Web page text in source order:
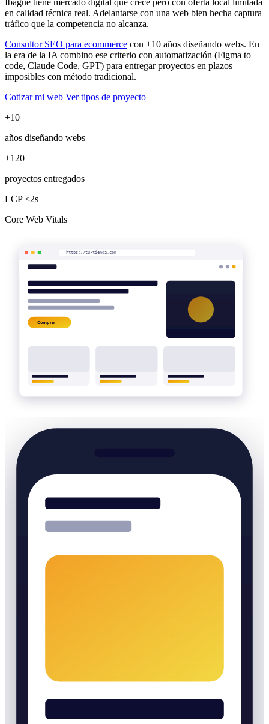
en calidad técnica real. Adelantarse con una web bien hecha captura
tráfico que la competencia no alcanza.
Consultor SEO para ecommerce con +10 años diseñando webs. En
la era de la IA combino ese criterio con automatización (Figma to
code, Claude Code, GPT) para entregar proyectos en plazos
imposibles con método tradicional.
Cotizar mi web Ver tipos de proyecto
+10
años diseñando webs
+120
proyectos entregados
LCP <2s
Core Web Vitals
https://tu-tienda.com
Comprar